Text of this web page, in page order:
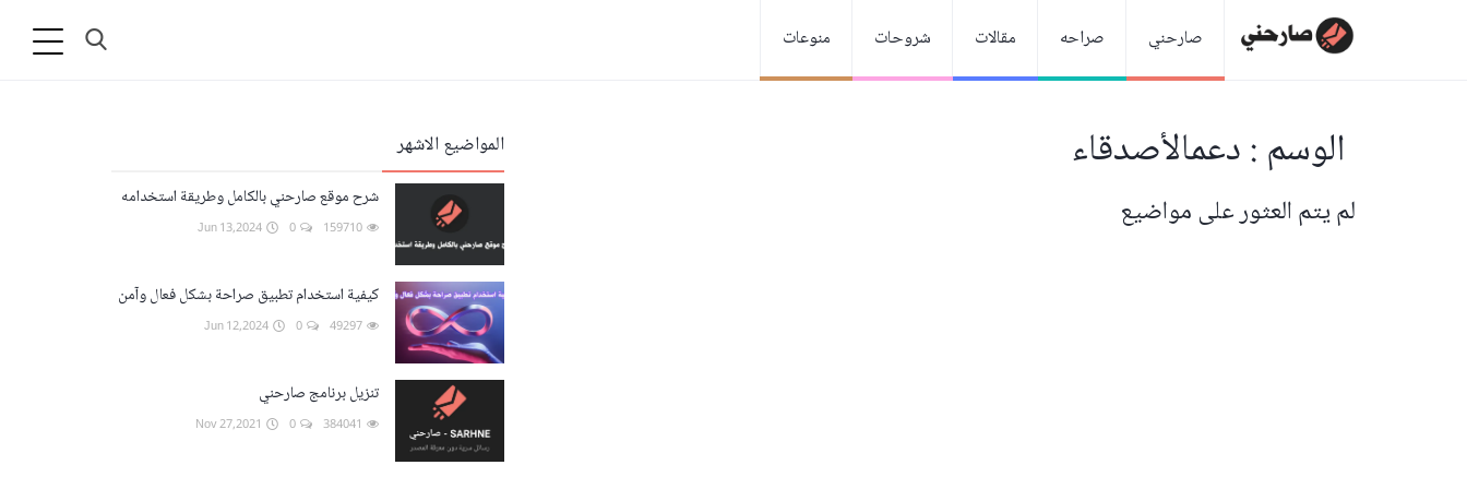
منوعات شروحات مقالات صراحه صارحني
المواضيع الاشهر
شرح موقع صارحني بالكامل وطريقة استخدامه
كيفية استخدام تطبيق صراحة بشكل فعال وآمن
تنزيل برنامج صارحني
الوسم : دعمالأصدقاء
لم يتم العثور على مواضيع